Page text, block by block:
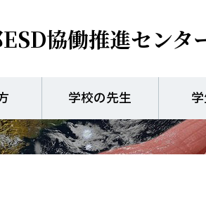
ESD協働推進センタ
学校の先生
ことはじめ (